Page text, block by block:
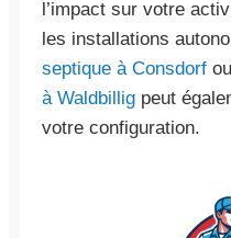
l’impact sur votre
les installations
septique à Consdorf
à Waldbillig peut
votre configuration.